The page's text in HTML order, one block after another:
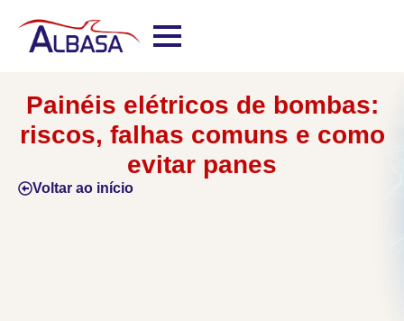
Painéis elétricos de bombas:
riscos, falhas comuns e como
evitar panes
Voltar ao início